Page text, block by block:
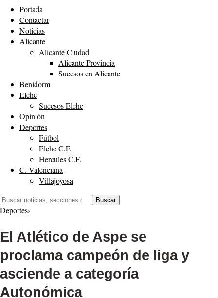
Portada
Contactar
Noticias
Alicante
Alicante Ciudad
Alicante Provincia
Sucesos en Alicante
Benidorm
Elche
Sucesos Elche
Opinión
Deportes
Fútbol
Elche C.F.
Hercules C.F.
C. Valenciana
Villajoyosa
Buscar:
Buscar
Deportes›
El Atlético de Aspe se
proclama campeón de liga y
asciende a categoría
Autonómica